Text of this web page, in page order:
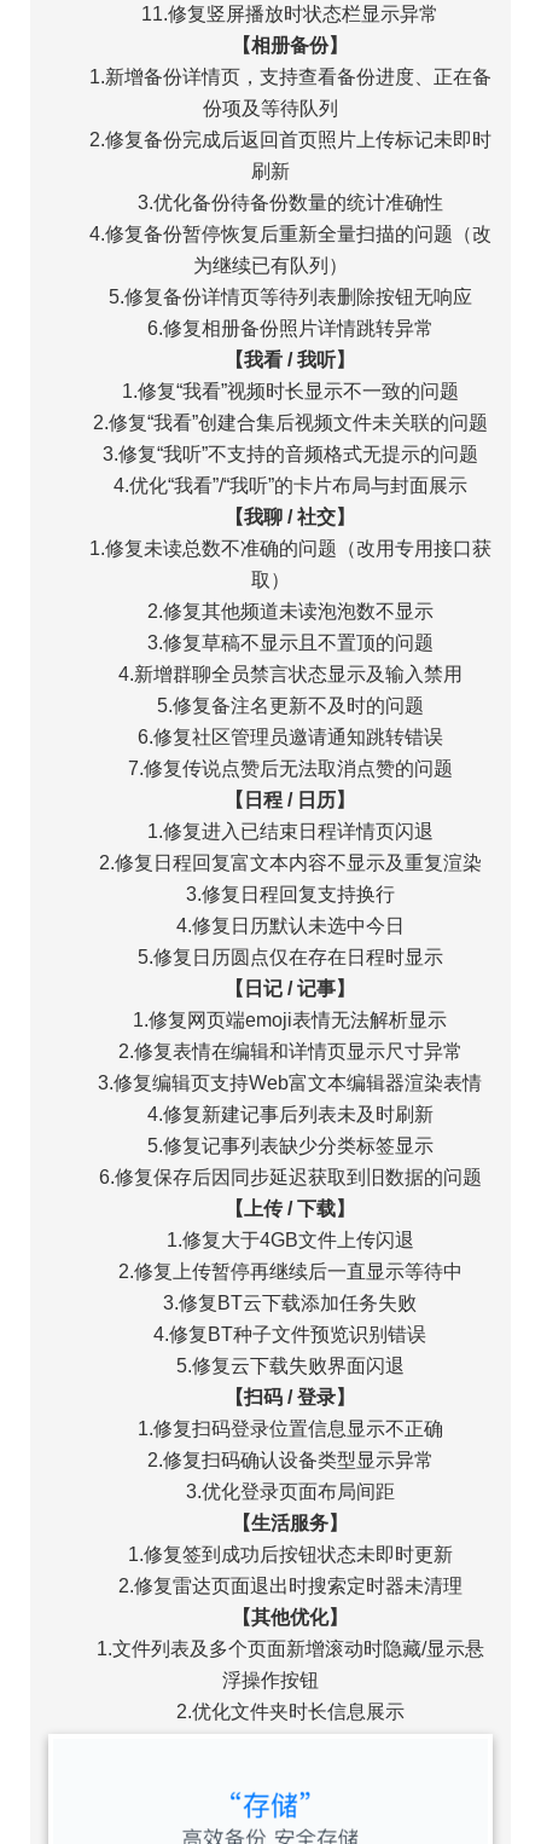
11.修复竖屏播放时状态栏显示异常
【相册备份】
1.新增备份详情页，支持查看备份进度、正在备
份项及等待队列
2.修复备份完成后返回首页照片上传标记未即时
刷新
3.优化备份待备份数量的统计准确性
4.修复备份暂停恢复后重新全量扫描的问题（改
为继续已有队列）
5.修复备份详情页等待列表删除按钮无响应
6.修复相册备份照片详情跳转异常
【我看 / 我听】
1.修复“我看”视频时长显示不一致的问题
2.修复“我看”创建合集后视频文件未关联的问题
3.修复“我听”不支持的音频格式无提示的问题
4.优化“我看”/“我听”的卡片布局与封面展示
【我聊 / 社交】
1.修复未读总数不准确的问题（改用专用接口获
取）
2.修复其他频道未读泡泡数不显示
3.修复草稿不显示且不置顶的问题
4.新增群聊全员禁言状态显示及输入禁用
5.修复备注名更新不及时的问题
6.修复社区管理员邀请通知跳转错误
7.修复传说点赞后无法取消点赞的问题
【日程 / 日历】
1.修复进入已结束日程详情页闪退
2.修复日程回复富文本内容不显示及重复渲染
3.修复日程回复支持换行
4.修复日历默认未选中今日
5.修复日历圆点仅在存在日程时显示
【日记 / 记事】
1.修复网页端emoji表情无法解析显示
2.修复表情在编辑和详情页显示尺寸异常
3.修复编辑页支持Web富文本编辑器渲染表情
4.修复新建记事后列表未及时刷新
5.修复记事列表缺少分类标签显示
6.修复保存后因同步延迟获取到旧数据的问题
【上传 / 下载】
1.修复大于4GB文件上传闪退
2.修复上传暂停再继续后一直显示等待中
3.修复BT云下载添加任务失败
4.修复BT种子文件预览识别错误
5.修复云下载失败界面闪退
【扫码 / 登录】
1.修复扫码登录位置信息显示不正确
2.修复扫码确认设备类型显示异常
3.优化登录页面布局间距
【生活服务】
1.修复签到成功后按钮状态未即时更新
2.修复雷达页面退出时搜索定时器未清理
【其他优化】
1.文件列表及多个页面新增滚动时隐藏/显示悬
浮操作按钮
2.优化文件夹时长信息展示